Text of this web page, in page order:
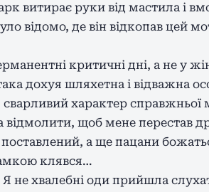
витирає руки від мастила і
відомо, де він відкопав цей
критичні дні, а не у
дохуя шляхетна і відважна
характер справжньої
відмолити, щоб мене перестав
а ще пацани
клявся…
не хвалебні оди прийшла